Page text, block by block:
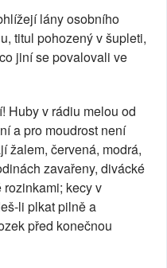
lány osobního
titul pohozený v šupleti,
jiní se povalovali ve
Huby v rádiu melou od
a pro moudrost není
žalem, červená, modrá,
zavařeny, divácké
kecy v
li plkat pilně a
před konečnou